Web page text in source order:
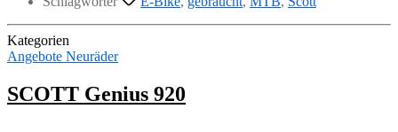
Kategorien
Angebote Neuräder
SCOTT Genius 920